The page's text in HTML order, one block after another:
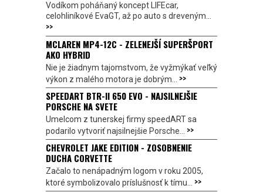
Vodíkom poháňaný koncept LIFEcar,
celohliníkové EvaGT, až po auto s dreveným...
>>
MCLAREN MP4-12C - ZELENEJŠÍ SUPERŠPORT
AKO HYBRID
Nie je žiadnym tajomstvom, že vyžmýkať veľký
výkon z malého motora je dobrým... >>
SPEEDART BTR-II 650 EVO - NAJSILNEJŠIE
PORSCHE NA SVETE
Umelcom z tunerskej firmy speedART sa
podarilo vytvoriť najsilnejšie Porsche... >>
CHEVROLET JAKE EDITION - ZOSOBNENIE
DUCHA CORVETTE
Začalo to nenápadným logom v roku 2005,
ktoré symbolizovalo príslušnosť k tímu... >>